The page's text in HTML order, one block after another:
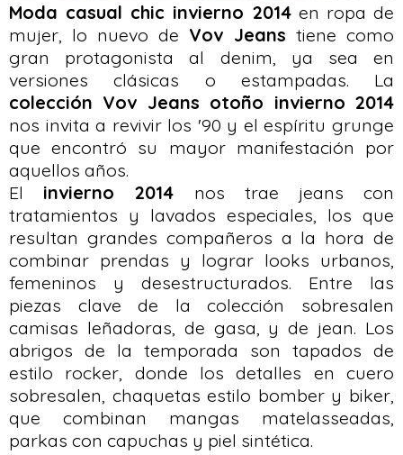
Moda casual chic invierno 2014en ropa de
mujer, lo nuevo de Vov Jeans tiene como
gran protagonista al denim, ya sea en
versiones clásicas o estampadas. La
colección Vov Jeans otoño invierno 2014
nos invita a revivir los '90 y el espíritu grunge
que encontró su mayor manifestación por
aquellos años.
El invierno 2014 nos trae jeans con
tratamientos y lavados especiales, los que
resultan grandes compañeros a la hora de
combinar prendas y lograr looks urbanos,
femeninos y desestructurados. Entre las
piezas clave de la colección sobresalen
camisas leñadoras, de gasa, y de jean. Los
abrigos de la temporada son tapados de
estilo rocker, donde los detalles en cuero
sobresalen, chaquetas estilo bomber y biker,
que combinan mangas matelasseadas,
parkas con capuchas y piel sintética.